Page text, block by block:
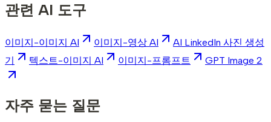
관련 AI 도구
이미지-이미지 AI 이미지-영상 AI
AI LinkedIn 사진 생성
기
텍스트-이미지 AI 이미지-프롬프트 GPT Image 2
자주 묻는 질문